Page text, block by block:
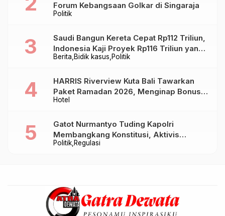
Politik
Forum Kebangsaan Golkar di Singaraja
Berita Bidik kasus Politik
Saudi Bangun Kereta Cepat Rp112 Triliun,
Indonesia Kaji Proyek Rp116 Triliun yang
Baru Sampai Bandung
Hotel
HARRIS Riverview Kuta Bali Tawarkan
Paket Ramadan 2026, Menginap Bonus
Takjil hingga Bukber Mulai Rp88.888
Politik Regulasi
Gatot Nurmantyo Tuding Kapolri
Membangkang Konstitusi, Aktivis
Tegaskan Polri Tak Punya Sejarah